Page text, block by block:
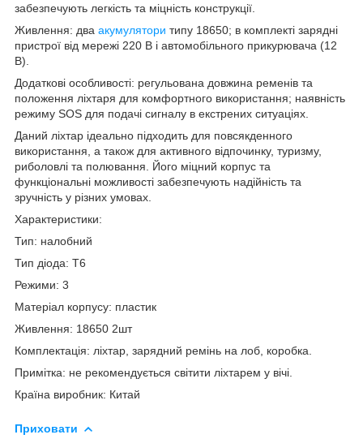
забезпечують легкість та міцність конструкції.
Живлення: два акумулятори типу 18650; в комплекті зарядні
пристрої від мережі 220 В і автомобільного прикурювача (12
В).
Додаткові особливості: регульована довжина ременів та
положення ліхтаря для комфортного використання; наявність
режиму SOS для подачі сигналу в екстрених ситуаціях.
Даний ліхтар ідеально підходить для повсякденного
використання, а також для активного відпочинку, туризму,
риболовлі та полювання. Його міцний корпус та
функціональні можливості забезпечують надійність та
зручність у різних умовах.
Характеристики:
Тип: налобний
Тип діода: T6
Режими: 3
Матеріал корпусу: пластик
Живлення: 18650 2шт
Комплектація: ліхтар, зарядний ремінь на лоб, коробка.
Примітка: не рекомендується світити ліхтарем у вічі.
Країна виробник: Китай
Приховати